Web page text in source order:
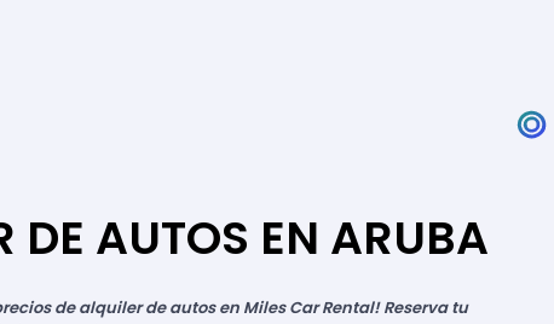
DE AUTOS EN ARUBA
de alquiler de autos en Miles Car Rental! Reserva tu